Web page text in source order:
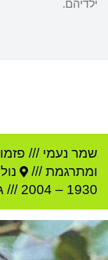
ילדיהם.
שמר נעמי ///
ומתרגמת ///
1930
–
2004
///